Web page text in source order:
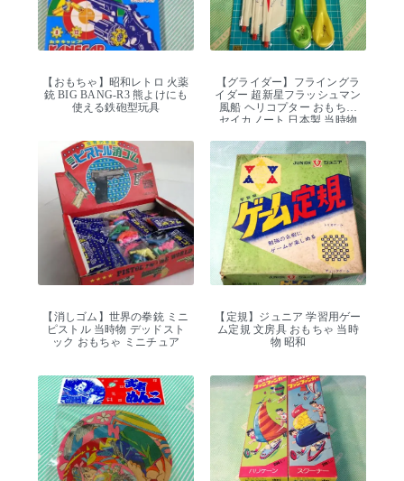
【おもちゃ】昭和レトロ 火薬
銃 BIG BANG-R3 熊よけにも
使える鉄砲型玩具
【グライダー】フライングラ
イダー 超新星フラッシュマン
風船 ヘリコプター おもちゃ
セイカノート 日本製 当時物
【消しゴム】世界の拳銃 ミニ
ピストル 当時物 デッドスト
ック おもちゃ ミニチュア
【定規】ジュニア 学習用ゲー
ム定規 文房具 おもちゃ 当時
物 昭和